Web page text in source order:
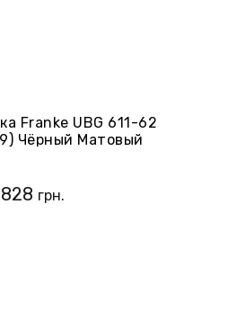
Franke UBG 611-62
Чёрный Матовый
грн.